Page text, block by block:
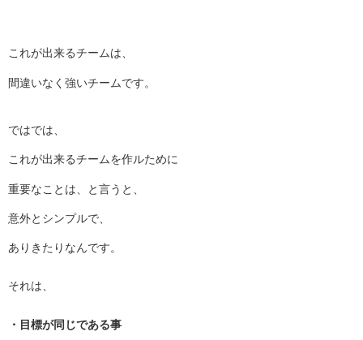
これが出来るチームは、
間違いなく強いチームです。
ではでは、
これが出来るチームを作ルために
重要なことは、と言うと、
意外とシンプルで、
ありきたりなんです。
それは、
・目標が同じである事